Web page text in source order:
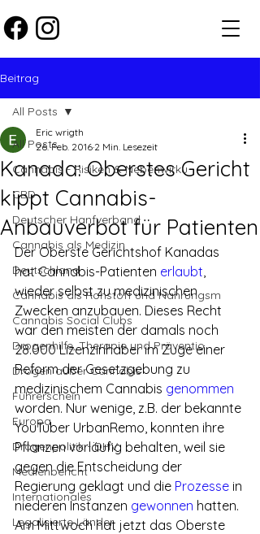
Beitrag
All Posts
Cannabis - Risiken & Nebenwirku
CBD
Deutscher Hanfverband
Cannabis als Medizin
Deutschland
Cannabis als Rohstoff und Nahrungsm
Cannabis Social Clubs
Drogenhilfe, Therapie und Präventio
Drogen außer Cannabis
Führerschein
Europa
Drogenpolitik - DHV
Medienbericht
Internationales
Legalisierte Länder
All Posts
Kanada: Oberstes Gericht
kippt Cannabis-
Anbauverbot für Patienten
Eric wrigth
26. Feb. 2016 2 Min. Lesezeit
Der Oberste Gerichtshof Kanadas
hat Cannabis-Patienten erlaubt,
wieder selbst zu medizinischen
Zwecken anzubauen. Dieses Recht
war den meisten der damals noch
28.000 Lizenzinhaber im Zuge einer
Reform der Gesetzgebung zu
medizinischem Cannabis genommen
worden. Nur wenige, z.B. der bekannte
YouTuber UrbanRemo, konnten ihre
Pflanzen vorläufig behalten, weil sie
gegen die Entscheidung der
Regierung geklagt und die Prozesse in
niederen Instanzen gewonnen hatten.
Am Mittwoch hat jetzt das Oberste